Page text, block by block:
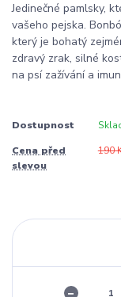
Jedinečné pamlsky,
vašeho pejska.
který je bohatý
zdravý zrak, silné
na psí zažívání a
Dostupnost
Cena před
slevou
190